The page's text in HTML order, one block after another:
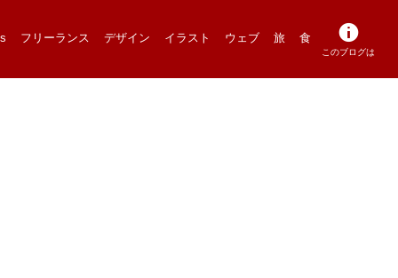
フリーランス デザイン イラスト ウェブ 旅 食
このブログは